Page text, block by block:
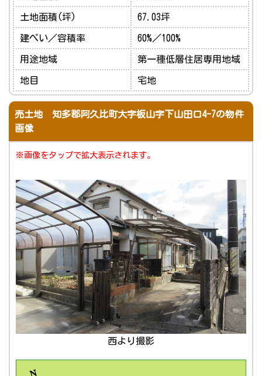
土地面積(坪) 67.03坪
建ぺい／容積率 60%／100%
用途地域 第一種低層住居専用地域
地目 宅地
売土地 知多郡阿久比町大字板山字下山田口4-7の物件
画像
※画像をタップで拡大表示されます。
西より撮影